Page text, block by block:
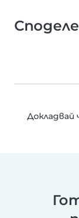
Докладвай